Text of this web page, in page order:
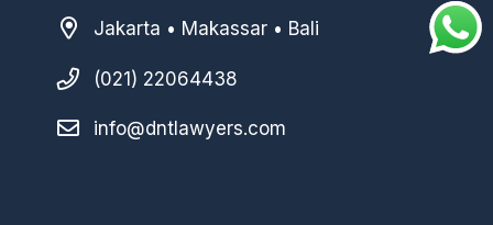
Jakarta • Makassar • Bali
(021) 22064438
info@dntlawyers.com